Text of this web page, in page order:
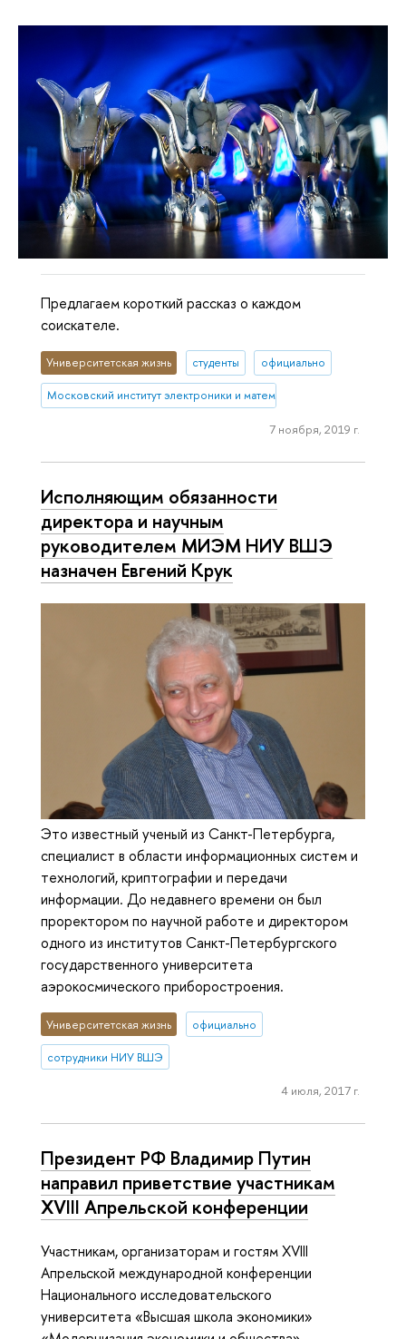
Предлагаем короткий рассказ о каждом
соискателе.
Университетская жизнь студенты официально
Московский институт электроники и математики им. А.Н. Тихонова
7 ноября, 2019 г.
Исполняющим обязанности
директора и научным
руководителем МИЭМ НИУ ВШЭ
назначен Евгений Крук
Это известный ученый из Санкт-Петербурга,
специалист в области информационных систем и
технологий, криптографии и передачи
информации. До недавнего времени он был
проректором по научной работе и директором
одного из институтов Санкт-Петербургского
государственного университета
аэрокосмического приборостроения.
Университетская жизнь официально
сотрудники НИУ ВШЭ
4 июля, 2017 г.
Президент РФ Владимир Путин
направил приветствие участникам
XVIII Апрельской конференции
Участникам, организаторам и гостям XVIII
Апрельской международной конференции
Национального исследовательского
университета «Высшая школа экономики»